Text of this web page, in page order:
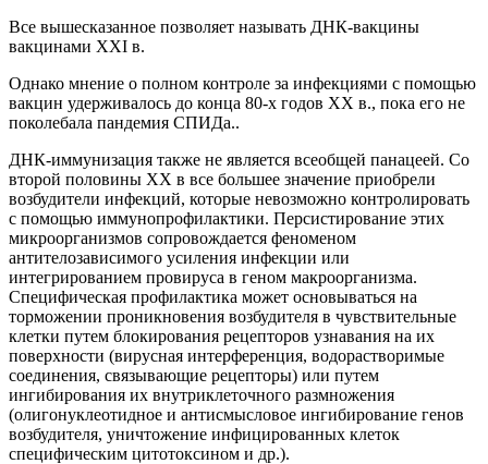
Все вышесказанное позволяет называть ДНК-вакцины
вакцинами XXI в.
Однако мнение о полном контроле за инфекциями с помощью
вакцин удерживалось до конца 80-х годов XX в., пока его не
поколебала пандемия СПИДа..
ДНК-иммунизация также не является всеобщей панацеей. Со
второй половины XX в все большее значение приобрели
возбудители инфекций, которые невозможно контролировать
с помощью иммунопрофилактики. Персистирование этих
микроорганизмов сопровождается феноменом
антителозависимого усиления инфекции или
интегрированием провируса в геном макроорганизма.
Специфическая профилактика может основываться на
торможении проникновения возбудителя в чувствительные
клетки путем блокирования рецепторов узнавания на их
поверхности (вирусная интерференция, водорастворимые
соединения, связывающие рецепторы) или путем
ингибирования их внутриклеточного размножения
(олигонуклеотидное и антисмысловое ингибирование генов
возбудителя, уничтожение инфицированных клеток
специфическим цитотоксином и др.).